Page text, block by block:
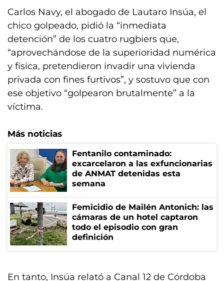
Carlos Navy, el abogado de Lautaro Insúa, el
chico golpeado, pidió la “inmediata
detención” de los cuatro rugbiers que,
“aprovechándose de la superioridad numérica
y física, pretendieron invadir una vivienda
privada con fines furtivos”, y sostuvo que con
ese objetivo “golpearon brutalmente” a la
víctima.
Más noticias
Fentanilo contaminado:
excarcelaron a las exfuncionarias
de ANMAT detenidas esta
semana
Femicidio de Mailén Antonich: las
cámaras de un hotel captaron
todo el episodio con gran
definición
En tanto, Insúa relató a Canal 12 de Córdoba